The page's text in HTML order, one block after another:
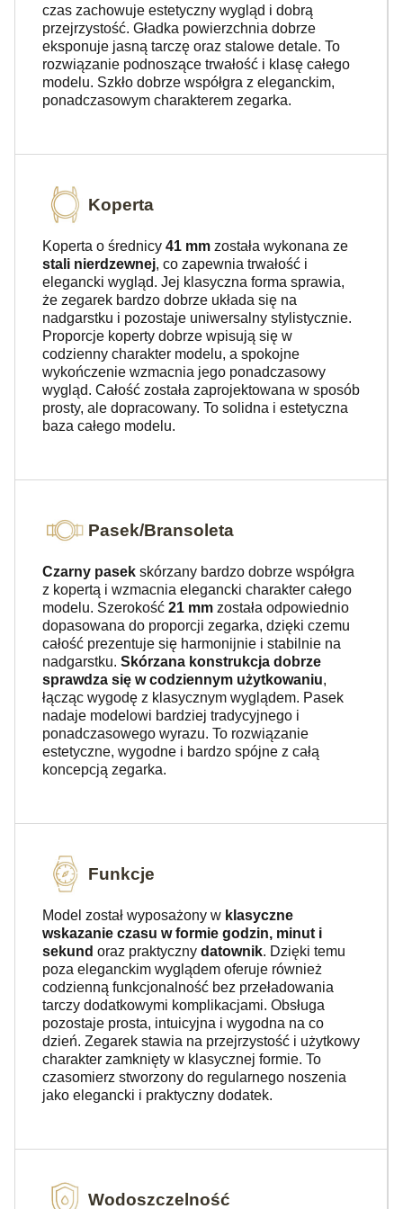
czas zachowuje estetyczny wygląd i dobrą
przejrzystość. Gładka powierzchnia dobrze
eksponuje jasną tarczę oraz stalowe detale. To
rozwiązanie podnoszące trwałość i klasę całego
modelu. Szkło dobrze współgra z eleganckim,
ponadczasowym charakterem zegarka.
Koperta
Koperta o średnicy 41 mm została wykonana ze
stali nierdzewnej, co zapewnia trwałość i
elegancki wygląd. Jej klasyczna forma sprawia,
że zegarek bardzo dobrze układa się na
nadgarstku i pozostaje uniwersalny stylistycznie.
Proporcje koperty dobrze wpisują się w
codzienny charakter modelu, a spokojne
wykończenie wzmacnia jego ponadczasowy
wygląd. Całość została zaprojektowana w sposób
prosty, ale dopracowany. To solidna i estetyczna
baza całego modelu.
Pasek/Bransoleta
Czarny pasek skórzany bardzo dobrze współgra
z kopertą i wzmacnia elegancki charakter całego
modelu. Szerokość 21 mm została odpowiednio
dopasowana do proporcji zegarka, dzięki czemu
całość prezentuje się harmonijnie i stabilnie na
nadgarstku. Skórzana konstrukcja dobrze
sprawdza się w codziennym użytkowaniu,
łącząc wygodę z klasycznym wyglądem. Pasek
nadaje modelowi bardziej tradycyjnego i
ponadczasowego wyrazu. To rozwiązanie
estetyczne, wygodne i bardzo spójne z całą
koncepcją zegarka.
Funkcje
Model został wyposażony w klasyczne
wskazanie czasu w formie godzin, minut i
sekund oraz praktyczny datownik. Dzięki temu
poza eleganckim wyglądem oferuje również
codzienną funkcjonalność bez przeładowania
tarczy dodatkowymi komplikacjami. Obsługa
pozostaje prosta, intuicyjna i wygodna na co
dzień. Zegarek stawia na przejrzystość i użytkowy
charakter zamknięty w klasycznej formie. To
czasomierz stworzony do regularnego noszenia
jako elegancki i praktyczny dodatek.
Wodoszczelność